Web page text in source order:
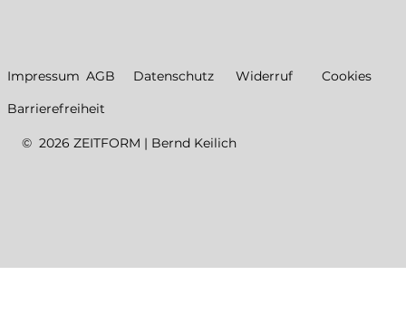
Impressum AGB Datenschutz Widerruf Cookies
Barrierefreiheit
© 2026 ZEITFORM | Bernd Keilich